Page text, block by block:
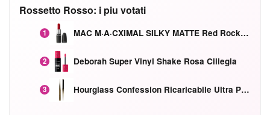
Rossetto Rosso: i piu votati
1 MAC M·A·CXIMAL SILKY MATTE Red Rock mat
2 Deborah Super Vinyl Shake Rosa Ciliegia
3 Hourglass Confession Ricaricabile Ultra Preciso Ad Alta Intensità Secretly Classic Red